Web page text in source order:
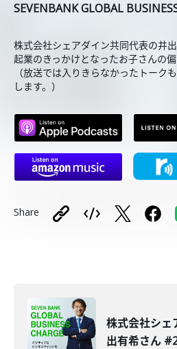
SEVENBANK GLOBAL
株式会社シェアダイン共同代表の井出
起業のきっかけとなったお子さんの
（放送では入りきらなかったトーク
します。）
Share
株式会社シェ
出有希さん